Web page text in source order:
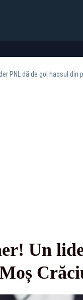
PNL dă de gol haosul
Un